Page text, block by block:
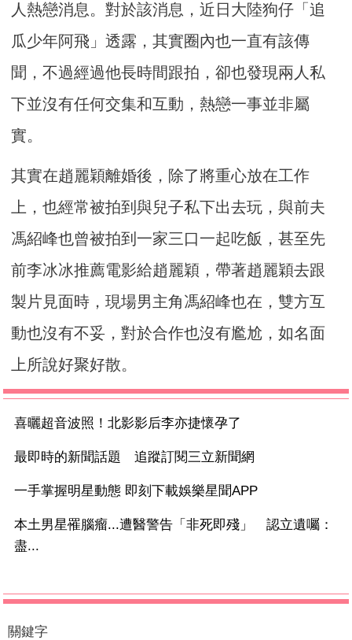
人熱戀消息。對於該消息，近日大陸狗仔「追
瓜少年阿飛」透露，其實圈內也一直有該傳
聞，不過經過他長時間跟拍，卻也發現兩人私
下並沒有任何交集和互動，熱戀一事並非屬
實。
其實在趙麗穎離婚後，除了將重心放在工作
上，也經常被拍到與兒子私下出去玩，與前夫
馮紹峰也曾被拍到一家三口一起吃飯，甚至先
前李冰冰推薦電影給趙麗穎，帶著趙麗穎去跟
製片見面時，現場男主角馮紹峰也在，雙方互
動也沒有不妥，對於合作也沒有尷尬，如名面
上所說好聚好散。
喜曬超音波照！北影影后李亦捷懷孕了
最即時的新聞話題 追蹤訂閱三立新聞網
一手掌握明星動態 即刻下載娛樂星聞APP
本土男星罹腦瘤...遭醫警告「非死即殘」 認立遺囑：
盡...
關鍵字